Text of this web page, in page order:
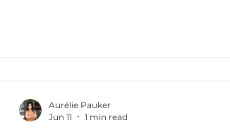
Aurélie Pauker
Jun 11
1 min read